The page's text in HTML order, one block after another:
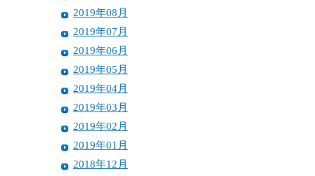
2019年08月
2019年07月
2019年06月
2019年05月
2019年04月
2019年03月
2019年02月
2019年01月
2018年12月